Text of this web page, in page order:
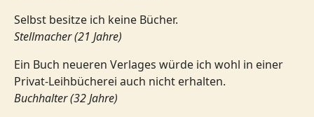
Selbst besitze ich keine Bücher.
Stellmacher (21 Jahre)
Ein Buch neueren Verlages würde ich wohl in einer
Privat-Leihbücherei auch nicht erhalten.
Buchhalter (32 Jahre)